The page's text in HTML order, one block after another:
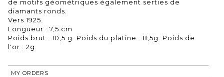
de motifs géométriques également serties de
diamants ronds.
Vers 1925.
Longueur : 7,5 cm
Poids brut : 10,5 g. Poids du platine : 8,5g. Poids de
MY ORDERS